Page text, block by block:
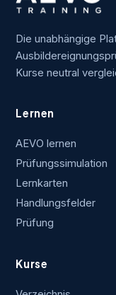
Die unabhängige
Kurse neutral
Lernen
AEVO lernen
Prüfungssimulation
Lernkarten
Handlungsfelder
Prüfung
Kurse